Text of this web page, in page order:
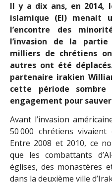
Il y a dix ans, en 2014,
islamique (EI) menait
l’encontre des
l’invasion de la
milliers de chrétiens
autres ont été
partenaire irakien
cette période
engagement pour
Avant l’invasion
50 000 chrétiens
Entre 2008 et 2010, ce
que les combattants
églises, des monastères
dans la deuxième ville